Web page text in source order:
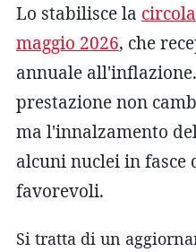
Lo stabilisce la
maggio 2026, che
annuale
prestazione non
ma l'innalzamento
alcuni nuclei in
favorevoli.
Si tratta di un